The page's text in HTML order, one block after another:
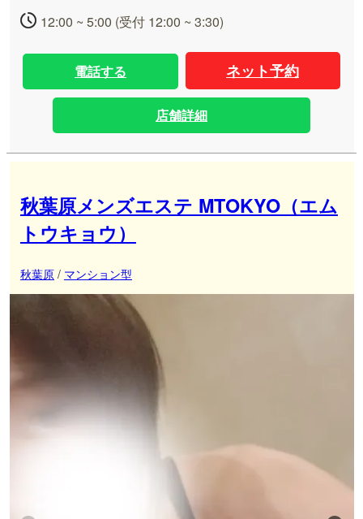
12:00 ~ 5:00 (受付 12:00 ~ 3:30)
電話する ネット予約
店舗詳細
秋葉原メンズエステ MTOKYO（エム
トウキョウ）
秋葉原/ マンション型